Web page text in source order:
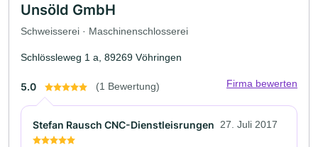
Unsöld GmbH
Schweisserei · Maschinenschlosserei
Schlössleweg 1 a, 89269 Vöhringen
5.0 (1 Bewertung) Firma bewerten
Stefan Rausch CNC-Dienstleisrungen 27. Juli 2017